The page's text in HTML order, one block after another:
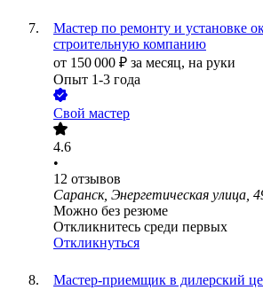
Мастер по ремонту и установке
строительную компанию
от 150 000 ₽ за месяц, на руки
Опыт 1-3 года
Свой мастер
4.6
•
12 отзывов
Саранск, Энергетическая улица,
Можно без резюме
Откликнитесь среди первых
Откликнуться
Мастер-приемщик в дилерский